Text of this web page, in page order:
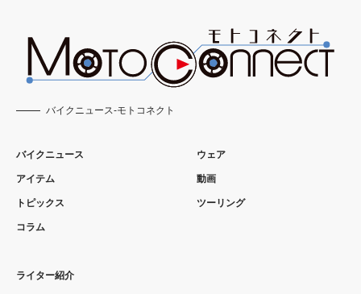
バイクニュース-モトコネクト
バイクニュース
アイテム
トピックス
コラム
ウェア
動画
ツーリング
ライター紹介